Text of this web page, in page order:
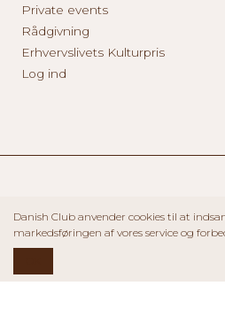
Private events
Rådgivning
Erhvervslivets Kulturpris
Log ind
Danish Club anvender cookies til at
markedsføringen af vores service og